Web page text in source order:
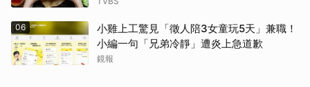
06
小雞上工驚見「徵人陪3女童玩5天」兼職！
小編一句「兄弟冷靜」遭炎上急道歉
鏡報